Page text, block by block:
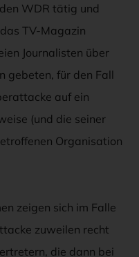
WDR tätig und
TV-Magazin
Journalisten über
gebeten, für den Fall
auf ein
(und die seiner
Organisation
zeigen sich im Falle
zuweilen recht
die dann bei